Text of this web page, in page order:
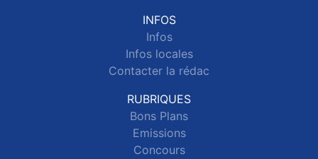
INFOS
Infos
Infos locales
Contacter la rédac
RUBRIQUES
Bons Plans
Emissions
Concours